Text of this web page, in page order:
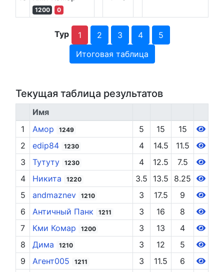
1200 0
Тур 1 2 3 4
5
Итоговая таблица
Текущая таблица результатов
Имя
1
Амор 1249 5 15
15
2
edip84 1230 4 14.5
11.5
3
Тутуту 1230 4 12.5
7.5
4
Никита 1220 3.5 13.5
8.25
5
andmaznev 1210 3 17.5
9
6
Античный Панк 1211 3 16
8
7
Кми Комар 1200 3 13
4
8
Дима 1210 3 12
5
9
Агент005 1211 3 11.5
6